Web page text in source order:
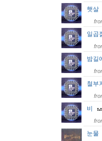
햇
일
밤
철
비
눈